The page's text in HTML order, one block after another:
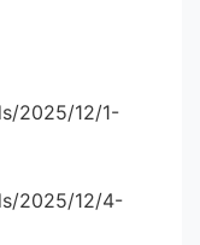
2025/12/1-
2025/12/4-